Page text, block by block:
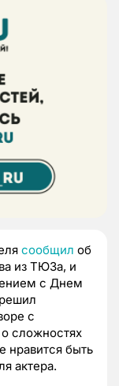
сообщил об
из ТЮЗа, и
с Днем
с
сложностях
нравится быть
актера.